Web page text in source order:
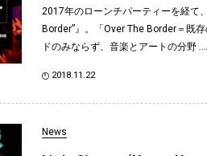
2017年のローンチパーティーを経て
Border”』。「Over The Border＝既
ドのみならず、音楽とアートの分野
2018.11.22
News